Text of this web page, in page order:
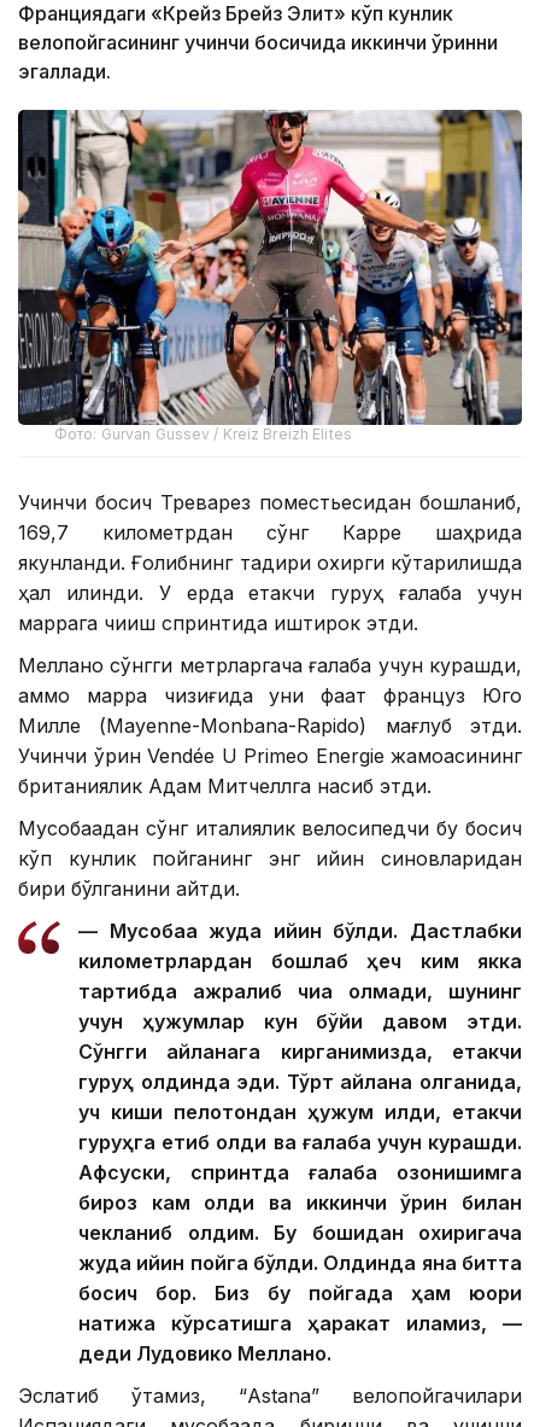
Франциядаги «Крейз Брейз Элит» кўп кунлик
велопойгасининг учинчи босқичида иккинчи ўринни
эгаллади.
Фото: Gurvan Gussev / Kreiz Breizh Elites
Учинчи босқич Треварез поместьесидан бошланиб,
169,7 километрдан сўнг Карре шаҳрида
якунланди. Ғолибнинг тақдири охирги кўтарилишда
ҳал қилинди. У ерда етакчи гуруҳ ғалаба учун
маррага чиқиш спринтида иштирок этди.
Меллано сўнгги метрларгача ғалаба учун курашди,
аммо марра чизиғида уни фақат француз Юго
Милле (Mayenne-Monbana-Rapido) мағлуб этди.
Учинчи ўрин Vendée U Primeo Energie жамоасининг
британиялик Адам Митчеллга насиб этди.
Мусобақадан сўнг италиялик велосипедчи бу босқич
кўп кунлик пойганинг энг қийин синовларидан
бири бўлганини айтди.
— Мусобақа жуда қийин бўлди. Дастлабки
километрлардан бошлаб ҳеч ким якка
тартибда ажралиб чиқа олмади, шунинг
учун ҳужумлар кун бўйи давом этди.
Сўнгги айланага кирганимизда, етакчи
гуруҳ олдинда эди. Тўрт айлана қолганида,
уч киши пелотондан ҳужум қилди, етакчи
гуруҳга етиб олди ва ғалаба учун курашди.
Афсуски, спринтда ғалаба қозонишимга
бироз кам қолди ва иккинчи ўрин билан
чекланиб қолдим. Бу бошидан охиригача
жуда қийин пойга бўлди. Олдинда яна битта
босқич бор. Биз бу пойгада ҳам юқори
натижа кўрсатишга ҳаракат қиламиз, —
деди Лудовико Меллано.
Эслатиб ўтамиз, “Аstana” велопойгачилари